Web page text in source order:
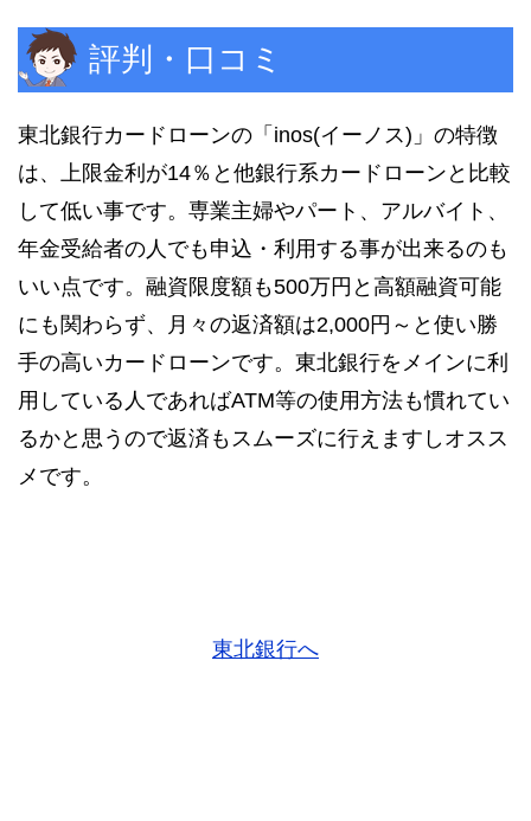
評判・口コミ
東北銀行カードローンの「inos(イーノス)」の特徴
は、上限金利が14％と他銀行系カードローンと比較
して低い事です。専業主婦やパート、アルバイト、
年金受給者の人でも申込・利用する事が出来るのも
いい点です。融資限度額も500万円と高額融資可能
にも関わらず、月々の返済額は2,000円～と使い勝
手の高いカードローンです。東北銀行をメインに利
用している人であればATM等の使用方法も慣れてい
るかと思うので返済もスムーズに行えますしオスス
メです。
東北銀行へ